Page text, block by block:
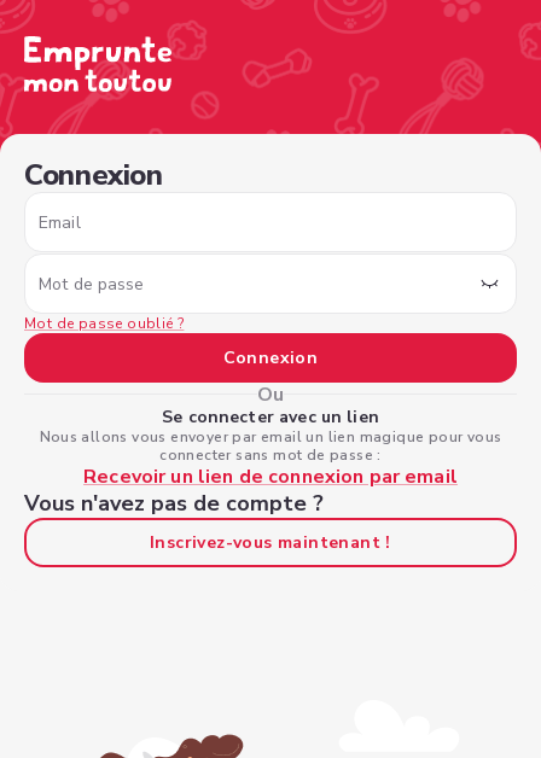
Connexion
Email
Mot de passe
Mot de passe oublié ?
Connexion
Ou
Se connecter avec un lien
Nous allons vous envoyer par email un lien magique pour vous
connecter sans mot de passe :
Recevoir un lien de connexion par email
Vous n'avez pas de compte ?
Inscrivez-vous maintenant !
/sign-in?nextPage=%2Fview-profile%2F6c4871c5-ea3d-